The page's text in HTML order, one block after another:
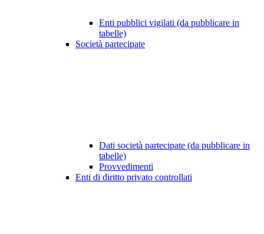
Enti pubblici vigilati (da pubblicare in
tabelle)
Società partecipate
Dati società partecipate (da pubblicare in
tabelle)
Provvedimenti
Enti di diritto privato controllati